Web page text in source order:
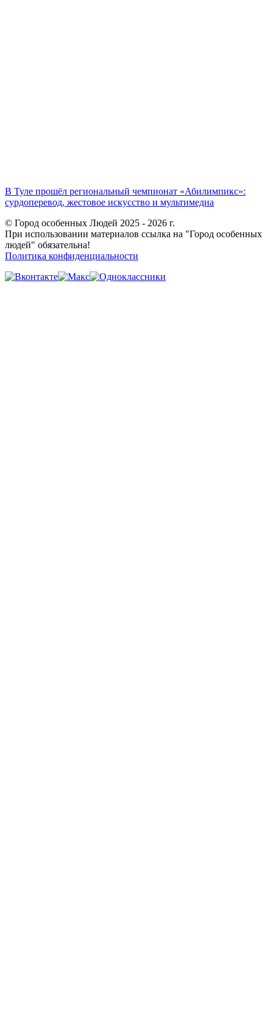
В Туле прошёл региональный чемпионат «Абилимпикс»:
сурдоперевод, жестовое искусство и мультимедиа
© Город особенных Людей 2025 - 2026 г.
При использовании материалов ссылка на "Город особенных
людей" обязательна!
Политика конфиденциальности